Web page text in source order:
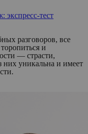
экспресс-тест
разговоров, все
и
— страсти,
уникальна и имеет